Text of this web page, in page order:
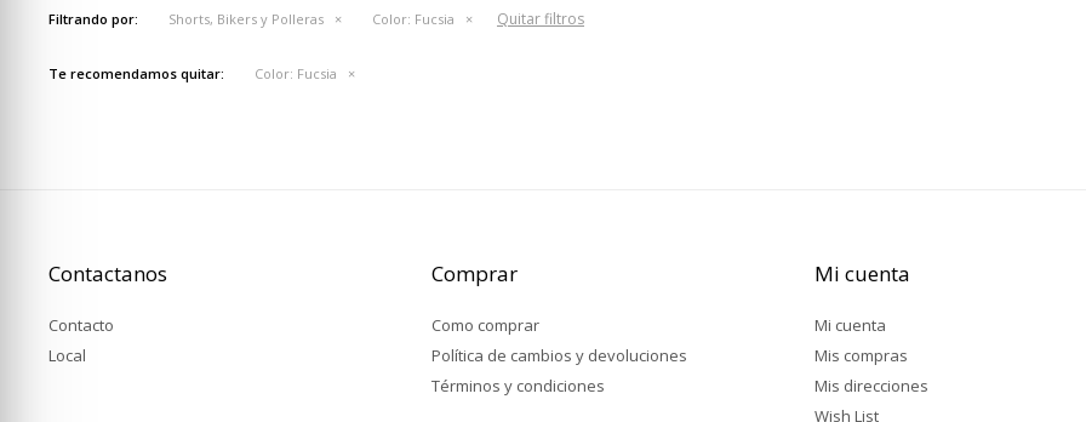
Filtrando por: Shorts, Bikers y Polleras Color: Fucsia Quitar filtros
Te recomendamos quitar: Color: Fucsia
Contactanos
Contacto
Local
Comprar
Como comprar
Política de cambios y devoluciones
Términos y condiciones
Mi cuenta
Mi cuenta
Mis compras
Mis direcciones
Wish List